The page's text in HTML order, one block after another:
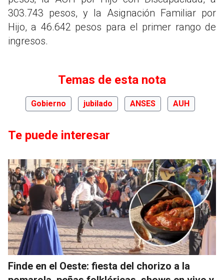
303.743 pesos, y la Asignación Familiar por
Hijo, a 46.642 pesos para el primer rango de
ingresos.
Temas de esta nota
Gobierno jubilado ANSES AUH
Te puede interesar
Finde en el Oeste: fiesta del chorizo a la